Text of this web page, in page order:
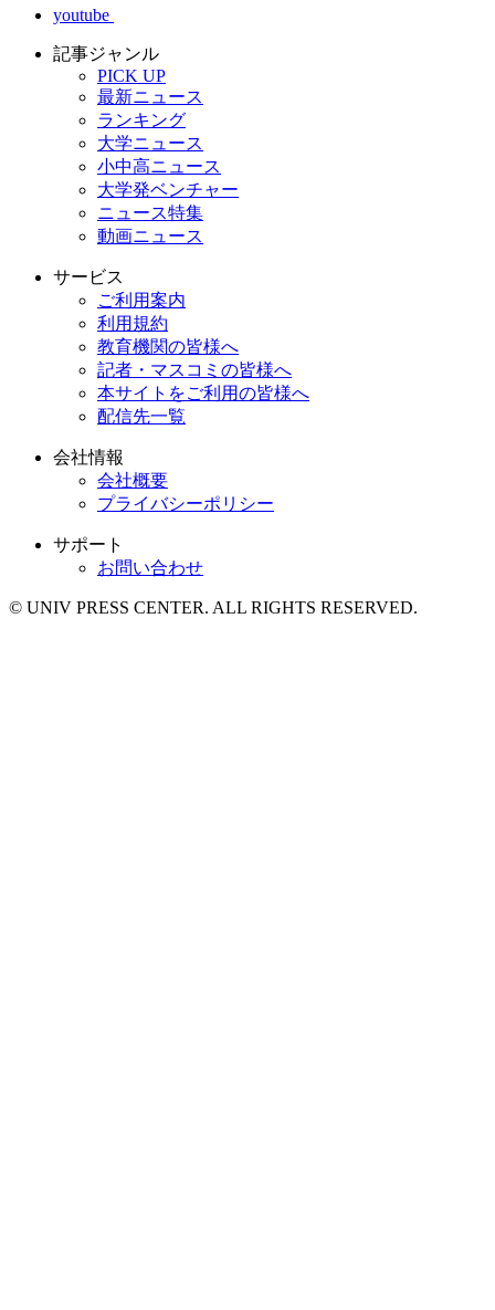
youtube
記事ジャンル
PICK UP
最新ニュース
ランキング
大学ニュース
小中高ニュース
大学発ベンチャー
ニュース特集
動画ニュース
サービス
ご利用案内
利用規約
教育機関の皆様へ
記者・マスコミの皆様へ
本サイトをご利用の皆様へ
配信先一覧
会社情報
会社概要
プライバシーポリシー
サポート
お問い合わせ
© UNIV PRESS CENTER. ALL RIGHTS RESERVED.